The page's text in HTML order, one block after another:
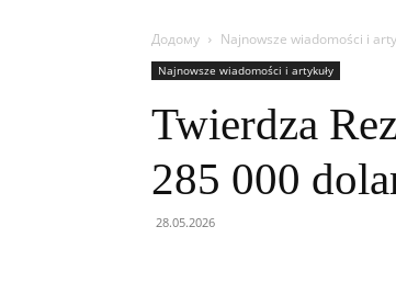
Додому Najnowsze wiadomości i
Najnowsze wiadomości i artykuły
Twierdza
285 000
28.05.2026